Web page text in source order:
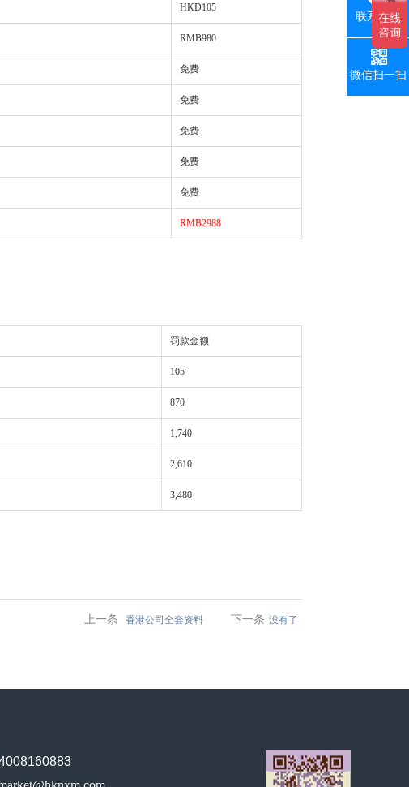
HKD105
RMB980
免费
免费
免费
免费
免费
RMB2988
罚款金额
105
870
1,740
2,610
3,480
上一条 香港公司全套资料 下一条 没有了
联系手机
微信扫一扫